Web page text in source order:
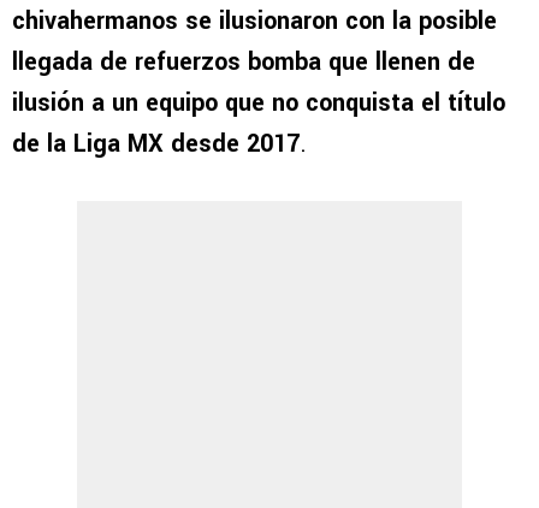
chivahermanos se ilusionaron con la posible
llegada de refuerzos bomba que llenen de
ilusión a un equipo que no conquista el título
de la Liga MX desde 2017.